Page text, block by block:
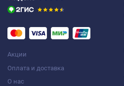
Акции
Оплата и доставка
О нас